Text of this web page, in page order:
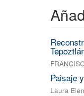
Paisaje
Laura